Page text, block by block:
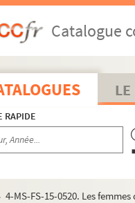
Catalogue
RAPIDE
4-MS-FS-15-0520. Les